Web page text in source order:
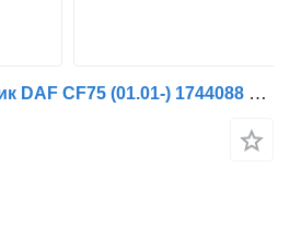
Радијатор на климатик DAF CF75 (01.01-) 1744088 за камион влекач DAF LF45, LF55, LF180, CF65, CF75, CF85 (2001-)